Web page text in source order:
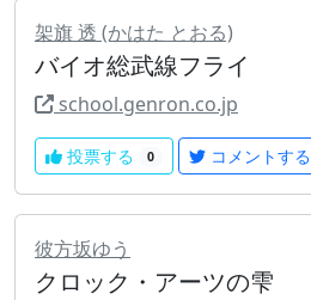
架旗 透 (かはた とおる)
バイオ総武線フライ
school.genron.co.jp
投票する 0 コメントする
彼方坂ゆう
クロック・アーツの雫